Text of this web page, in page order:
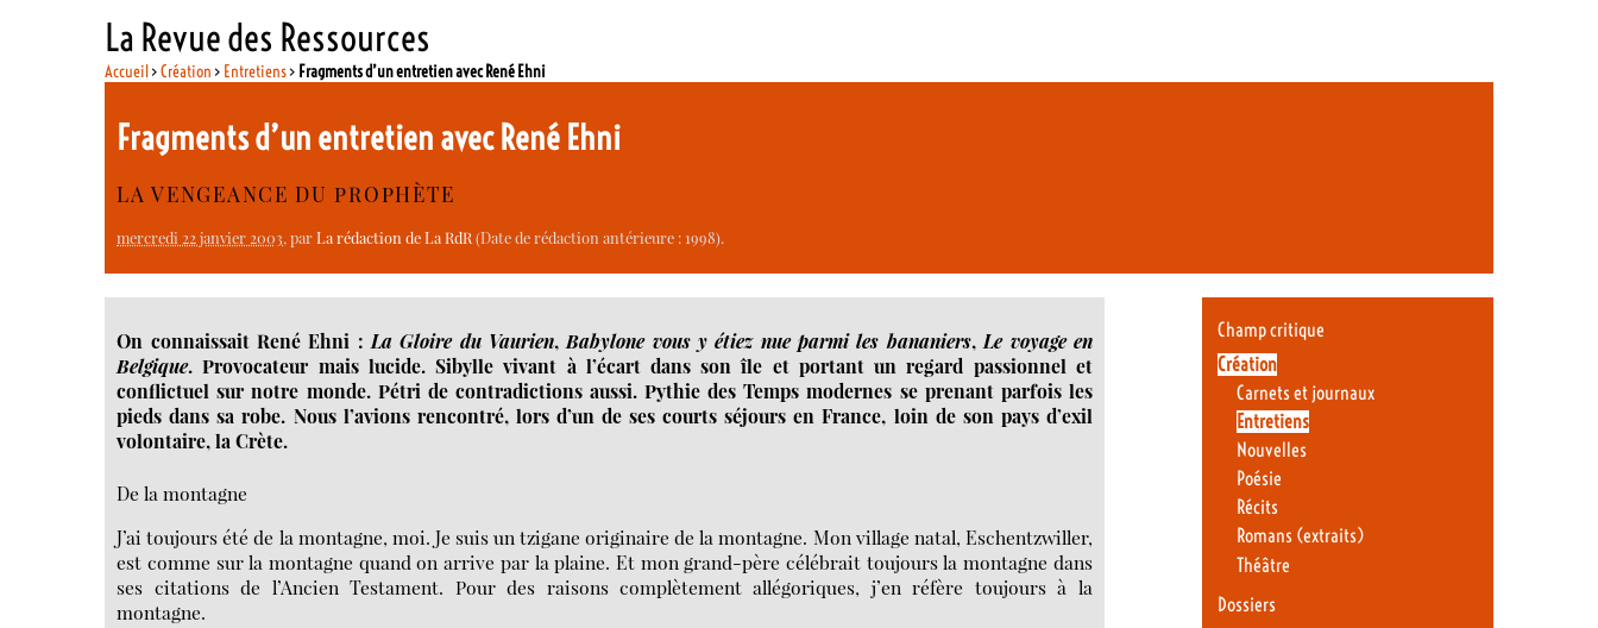
La Revue des Ressources
Accueil>Création > Entretiens> Fragments d’un entretien avec René Ehni
Fragments d’un entretien avec René Ehni
LA VENGEANCE DU PROPHÈTE
mercredi 22 janvier 2003, parLa rédaction de La RdR (Date de rédaction antérieure : 1998).
On connaissait René Ehni : La Gloire du Vaurien, Babylone vous y étiez nue parmi les bananiers, Le voyage en
Belgique. Provocateur mais lucide. Sibylle vivant à l’écart dans son île et portant un regard passionnel et
conflictuel sur notre monde. Pétri de contradictions aussi. Pythie des Temps modernes se prenant parfois les
pieds dans sa robe. Nous l’avions rencontré, lors d’un de ses courts séjours en France, loin de son pays d’exil
volontaire, la Crète.
De la montagne
J’ai toujours été de la montagne, moi. Je suis un tzigane originaire de la montagne. Mon village natal, Eschentzwiller,
est comme sur la montagne quand on arrive par la plaine. Et mon grand-père célébrait toujours la montagne dans
ses citations de l’Ancien Testament. Pour des raisons complètement allégoriques, j’en réfère toujours à la
montagne.
Champ critique
Création
Carnets et journaux
Entretiens
Nouvelles
Poésie
Récits
Romans (extraits)
Théâtre
Dossiers